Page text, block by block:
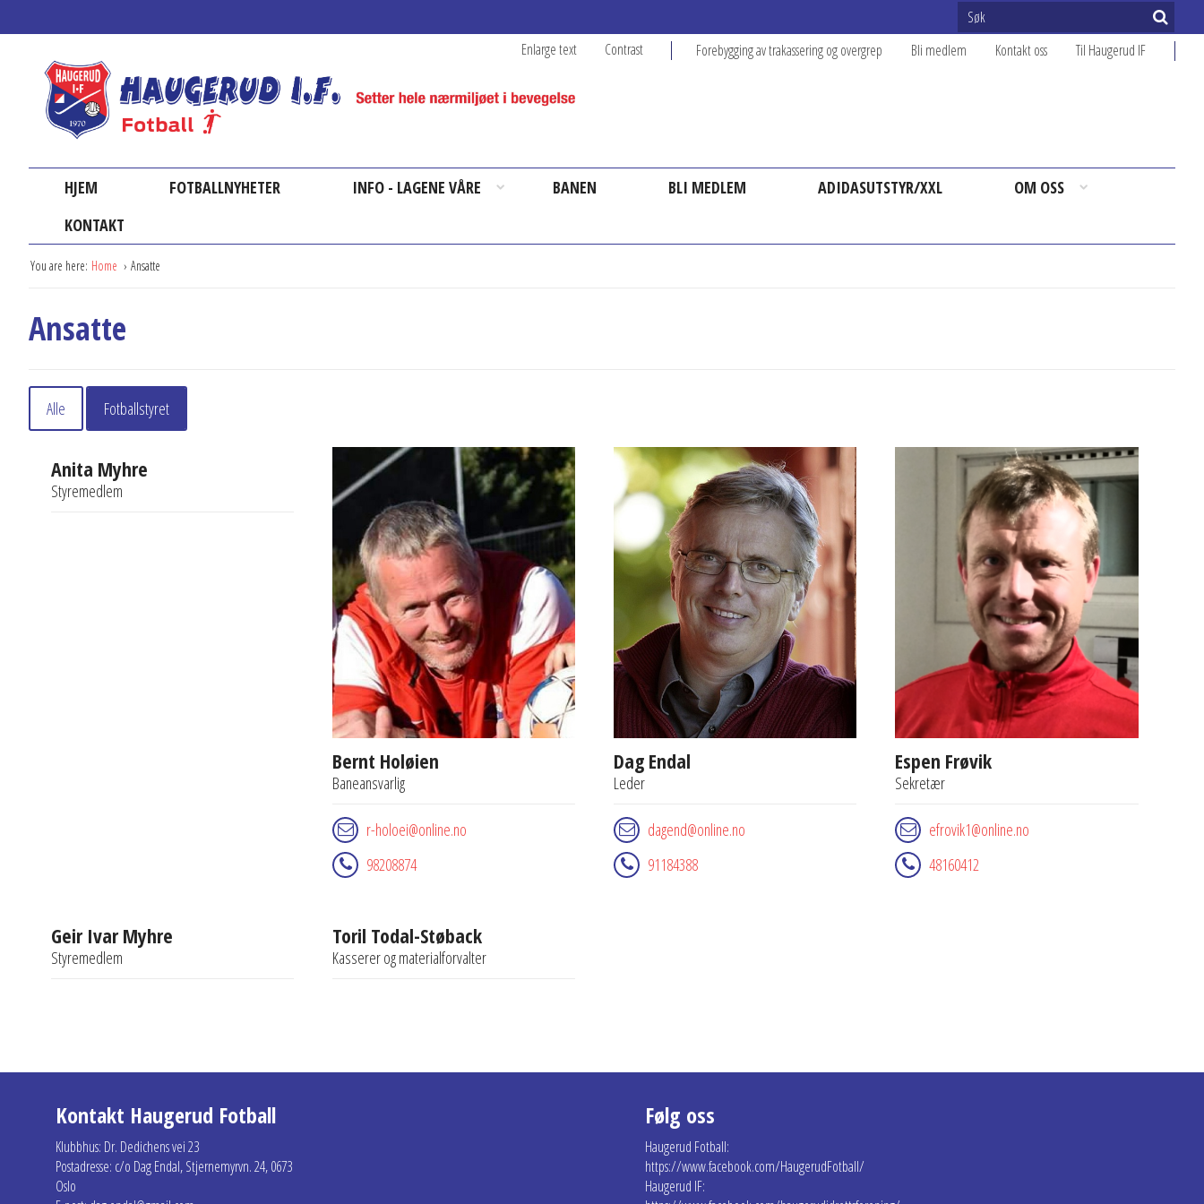
Enlarge text Contrast Forebygging av trakassering og overgrep Bli medlem Kontakt oss Til Haugerud IF
HJEM FOTBALLNYHETER INFO - LAGENE VÅRE BANEN BLI MEDLEM ADIDASUTSTYR/XXL
OM OSS
KONTAKT
You are here: Home Ansatte
Ansatte
Alle Fotballstyret
Anita Myhre
Styremedlem
Bernt Holøien
Baneansvarlig
r-holoei@online.no
98208874
Dag Endal
Leder
dagend@online.no
91184388
Espen Frøvik
Sekretær
efrovik1@online.no
48160412
Geir Ivar Myhre
Styremedlem
Toril Todal-Støback
Kasserer og materialforvalter
Kontakt Haugerud Fotball
Klubbhus: Dr. Dedichens vei 23
Postadresse: c/o Dag Endal, Stjernemyrvn. 24, 0673
Oslo
Følg oss
Haugerud Fotball:
https://www.facebook.com/HaugerudFotball/
Haugerud IF: